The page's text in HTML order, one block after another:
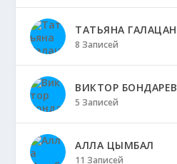
ТАТЬЯНА ГАЛАЦАН
8 Записей
ВИКТОР БОНДАРЕВ
5 Записей
АЛЛА ЦЫМБАЛ
11 Записей